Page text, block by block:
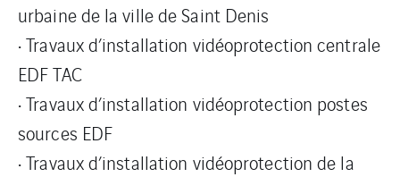
urbaine de la ville de Saint Denis
• Travaux d’installation vidéoprotection centrale
EDF TAC
• Travaux d’installation vidéoprotection postes
sources EDF
• Travaux d’installation vidéoprotection de la